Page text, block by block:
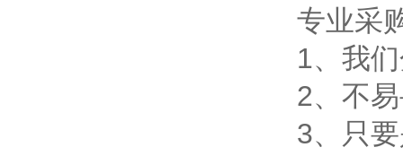
专业采
1、我
2、不
3、只